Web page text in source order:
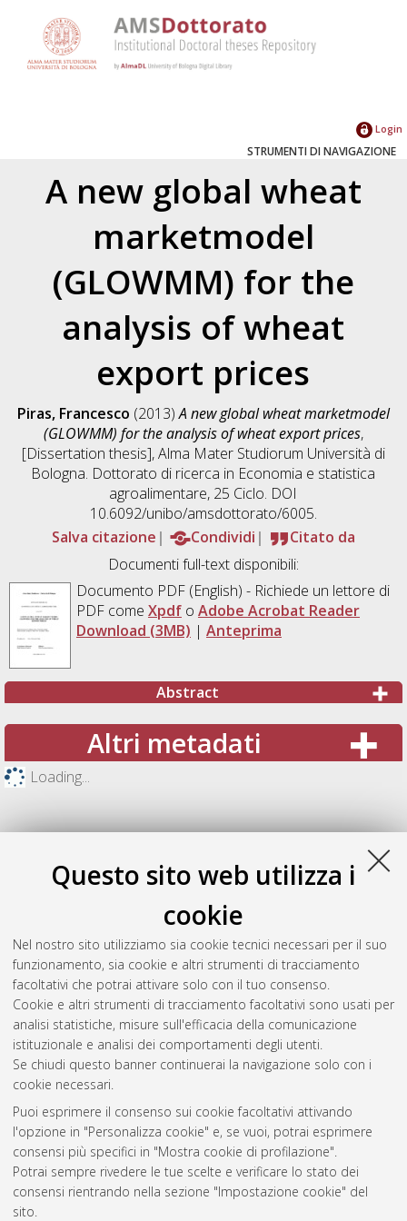
Questo sito web utilizza i
cookie
Nel nostro sito utilizziamo sia cookie tecnici necessari per il suo
funzionamento, sia cookie e altri strumenti di tracciamento
facoltativi che potrai attivare solo con il tuo consenso.
Cookie e altri strumenti di tracciamento facoltativi sono usati per
analisi statistiche, misure sull'efficacia della comunicazione
istituzionale e analisi dei comportamenti degli utenti.
Se chiudi questo banner continuerai la navigazione solo con i
cookie necessari.
Puoi esprimere il consenso sui cookie facoltativi attivando
l'opzione in "Personalizza cookie" e, se vuoi, potrai esprimere
consensi più specifici in "Mostra cookie di profilazione".
Potrai sempre rivedere le tue scelte e verificare lo stato dei
consensi rientrando nella sezione "Impostazione cookie" del
sito.
Login
STRUMENTI DI NAVIGAZIONE
A new global wheat
marketmodel
(GLOWMM) for the
analysis of wheat
export prices
Piras, Francesco (2013)A new global wheat marketmodel
(GLOWMM) for the analysis of wheat export prices,
[Dissertation thesis], Alma Mater Studiorum Università di
Bologna. Dottorato di ricerca in Economia e statistica
agroalimentare, 25 Ciclo. DOI
10.6092/unibo/amsdottorato/6005.
Salva citazione
Condividi
Citato da
Documenti full-text disponibili:
Documento PDF(English) - Richiede un lettore di
PDF come Xpdfo Adobe Acrobat Reader
Download (3MB) | Anteprima
Abstract
Altri metadati
Loading...
Gestione del documento:
Atom
Rss 1.0
Rss 2.0